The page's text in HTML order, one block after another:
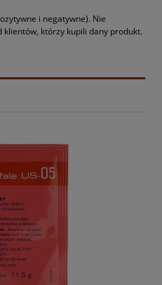
i negatywne). Nie
którzy kupili dany produkt.